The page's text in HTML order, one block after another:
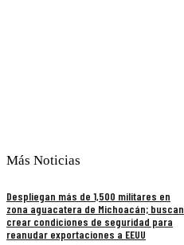
Más Noticias
Despliegan más de 1,500 militares en
zona aguacatera de Michoacán; buscan
crear condiciones de seguridad para
reanudar exportaciones a EEUU